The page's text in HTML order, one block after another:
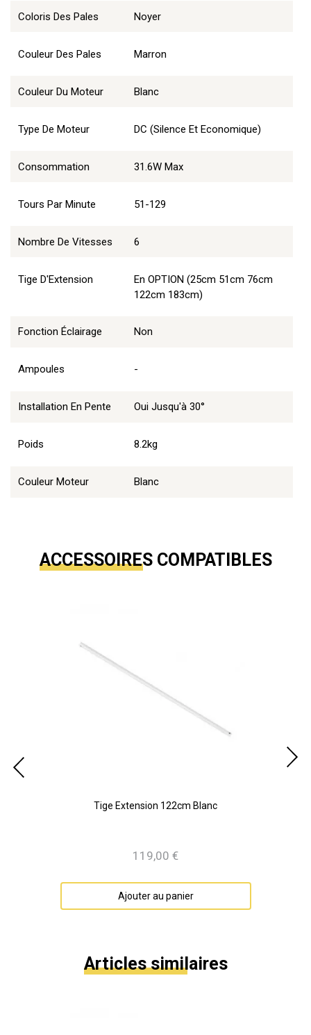
Coloris Des Pales Noyer
Couleur Des Pales Marron
Couleur Du Moteur Blanc
Type De Moteur DC (Silence Et Economique)
Consommation 31.6W Max
Tours Par Minute 51-129
Nombre De Vitesses 6
Tige D'Extension
En OPTION (25cm 51cm 76cm
122cm 183cm)
Fonction Éclairage Non
Ampoules -
Installation En Pente Oui Jusqu'à 30°
Poids 8.2kg
Couleur Moteur Blanc
ACCESSOIRES COMPATIBLES
Tige Extension 122cm Blanc
Prix
119,00 €
Ajouter au panier
Articles similaires